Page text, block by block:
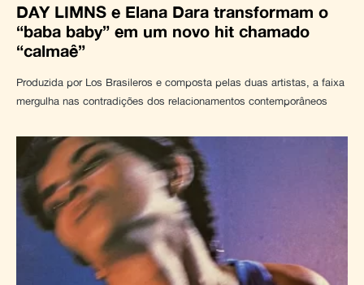
DAY LIMNS e Elana Dara transformam o
“baba baby” em um novo hit chamado
“calmaê”
Produzida por Los Brasileros e composta pelas duas artistas, a faixa
mergulha nas contradições dos relacionamentos contemporâneos